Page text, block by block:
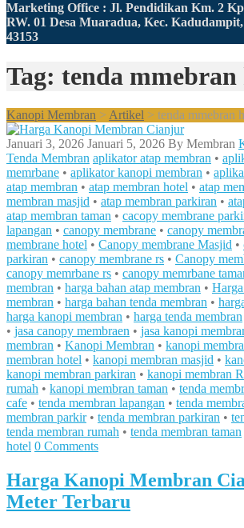
Marketing Office : Jl. Pendidikan Km. 2
RW. 01 Desa Muaradua, Kec.
43153
Tag: tenda mmebran
Kanopi Membran > Artikel > tenda mmebran
Januari 3, 2026 Januari 5, 2026 By Membran
Tenda Membran aplikator atap membran •
memrbane • aplikator kanopi membran •
atap membran • atap membran hotel • atap
membran masjid • atap membran parkiran •
atap membran taman • cacopy membrane
lapangan • canopy membrane • canopy
membrane hotel • Canopy membrane Masjid •
parkiran • canopy membrane rs • Canopy
canopy memrbane rs • canopy memrbane
membran • harga bahan atap membran •
membran • harga bahan tenda membran •
harga kanopi membran • harga tenda membran
• jasa canopy membraen • jasa kanopi
membran • Kanopi Membran • kanopi
membran hotel • kanopi membran masjid •
kanopi membran parkiran • kanopi membran
rumah • kanopi membran taman • tenda
cafe • tenda membran lapangan • tenda
membran parkir• tenda membran parkiran •
tenda membran rumah • tenda membran taman
hotel 0 Comments
Harga Kanopi Membran
Meter Terbaru